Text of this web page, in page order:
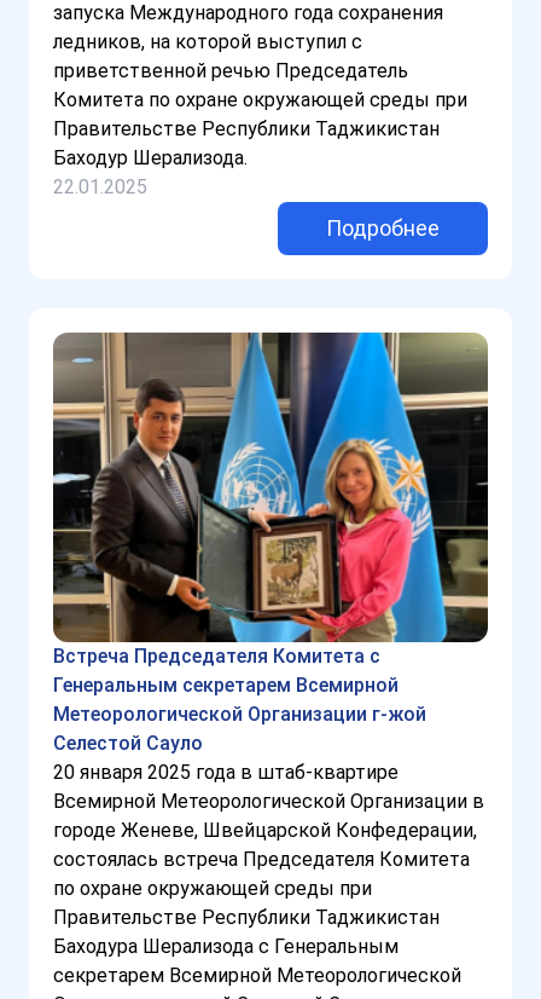
запуска Международного года сохранения
ледников, на которой выступил с
приветственной речью Председатель
Комитета по охране окружающей среды при
Правительстве Республики Таджикистан
Баходур Шерализода.
22.01.2025
Подробнее
Встреча Председателя Комитета с
Генеральным секретарем Всемирной
Метеорологической Организации г-жой
Селестой Сауло
20 января 2025 года в штаб-квартире
Всемирной Метеорологической Организации в
городе Женеве, Швейцарской Конфедерации,
состоялась встреча Председателя Комитета
по охране окружающей среды при
Правительстве Республики Таджикистан
Баходура Шерализода с Генеральным
секретарем Всемирной Метеорологической